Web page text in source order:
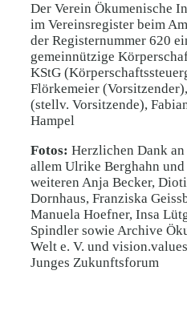
Der Verein Ökumenische
im Vereinsregister beim
der Registernummer 620
gemeinnützige
KStG
Flörkemeier
(stellv. Vorsitzende),
Hampel
Fotos: Herzlichen Dank
allem Ulrike Berghahn und
weiteren Anja Becker,
Dornhaus, Franziska
Manuela Hoefner, Insa
Spindler sowie Archive
Welt e. V. und
Junges Zukunftsforum